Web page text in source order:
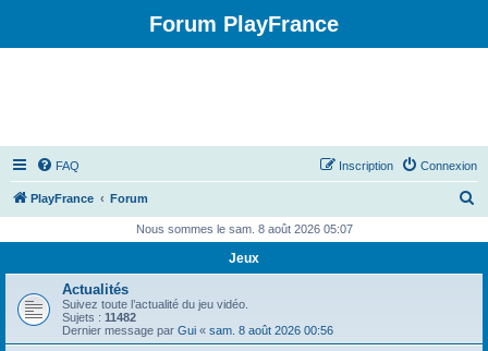
Forum PlayFrance
FAQ Connexion
Inscription
PlayFrance Forum
h
Nous sommes le sam. 8 août 2026 05:07
Jeux
Actualités
Suivez toute l’actualité du jeu vidéo.
Sujets : 11482
Dernier message par Gui « sam. 8 août 2026 00:56